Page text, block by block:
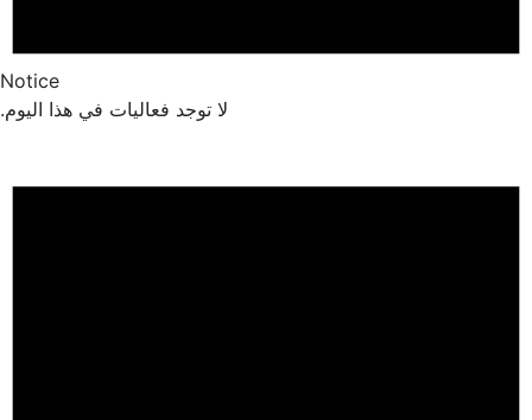
لا توجد فعاليات في هذا اليوم.